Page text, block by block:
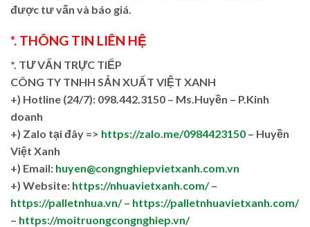
được tư vấn và báo giá.
*. THÔNG TIN LIÊN HỆ
*. TƯ VẤN TRỰC TIẾP
CÔNG TY TNHH SẢN XUẤT VIỆT XANH
+) Hotline (24/7): 098.442.3150 – Ms.Huyền – P.Kinh
doanh
+) Zalo tại đây => https://zalo.me/0984423150 – Huyền
Việt Xanh
+) Email: huyen@congnghiepvietxanh.com.vn
+) Website: https://nhuavietxanh.com/–
https://palletnhua.vn/– https://palletnhuavietxanh.com/
– https://moitruongcongnghiep.vn/